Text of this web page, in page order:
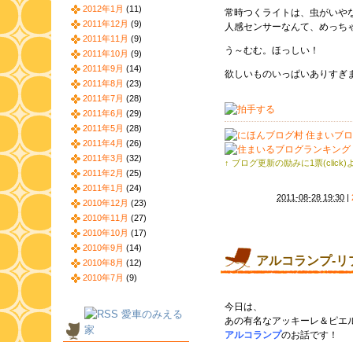
常時つくライトは、虫がいや
人感センサーなんて、めっち
う～むむ。ほっしい！
欲しいものいっぱいありすぎ
↑ ブログ更新の励みに1票(click)
2011-08-28 19:30 |
アルコランプ-
今日は、
あの有名なアッキーレ＆ピエ
アルコランプのお話です！
2012年1月 (11)
2011年12月 (9)
2011年11月 (9)
2011年10月 (9)
2011年9月 (14)
2011年8月 (23)
2011年7月 (28)
2011年6月 (29)
2011年5月 (28)
2011年4月 (26)
2011年3月 (32)
2011年2月 (25)
2011年1月 (24)
2010年12月 (23)
2010年11月 (27)
2010年10月 (17)
2010年9月 (14)
2010年8月 (12)
2010年7月 (9)
愛車のみえる
家